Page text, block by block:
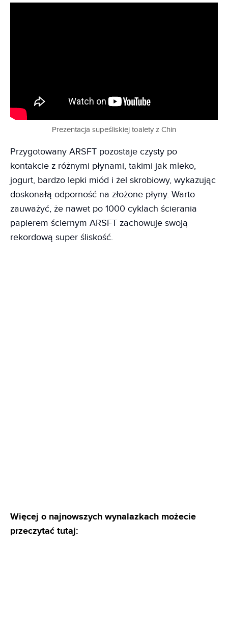
Prezentacja supeśliskiej toalety z Chin
Przygotowany ARSFT pozostaje czysty po
kontakcie z różnymi płynami, takimi jak mleko,
jogurt, bardzo lepki miód i żel skrobiowy, wykazując
doskonałą odporność na złożone płyny. Warto
zauważyć, że nawet po 1000 cyklach ścierania
papierem ściernym ARSFT zachowuje swoją
rekordową super śliskość.
Więcej o najnowszych wynalazkach możecie
przeczytać tutaj: